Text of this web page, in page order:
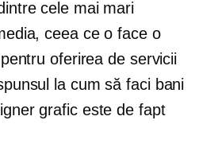
cele mai mari
ceea ce o face o
oferirea de servicii
la cum să faci bani
grafic este de fapt